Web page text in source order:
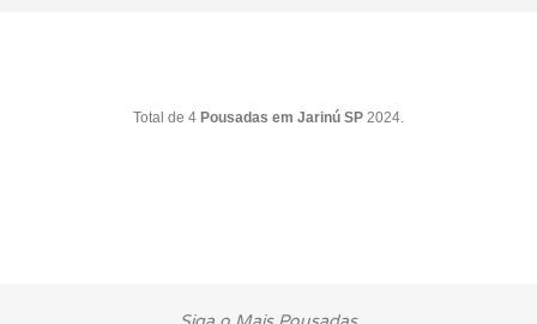
Total de 4 Pousadas em Jarinú SP 2024.